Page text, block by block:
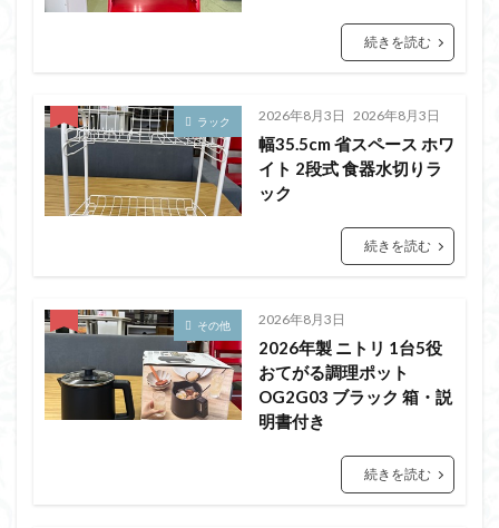
続きを読む
ラック 2026年8月3日 2026年8月3日
幅35.5cm 省スペース ホワ
イト 2段式 食器水切りラ
ック
続きを読む
その他 2026年8月3日
2026年製 ニトリ 1台5役
おてがる調理ポット
OG2G03 ブラック 箱・説
明書付き
続きを読む